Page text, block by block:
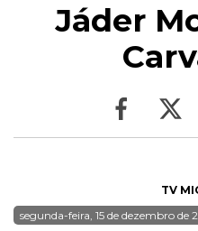
Jáder
TV
segunda-feira, 15 de dezembro de